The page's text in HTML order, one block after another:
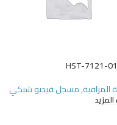
HST-7121-
المراقبة,مسجل فيديو شبكي